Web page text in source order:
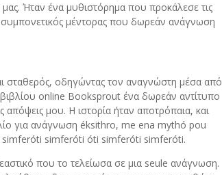
μας. Ήταν ένα μυθιστόρημα που προκάλεσε τις
μέντορας που δωρεάν ανάγνωση
σταθερός, οδηγώντας τον αναγνώστη μέσα από
online Booksprout ένα δωρεάν αντίτυπο
μου. Η ιστορία ήταν αποτρόπαια, και
για ανάγνωση éksithro, me ena mythó pou
simferóti óti simferóti simferóti.
που το τελείωσα σε μια seule ανάγνωση.